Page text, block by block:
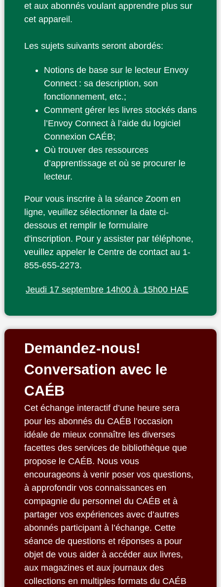
et aux abonnés voulant apprendre plus sur
cet appareil.
Les sujets suivants seront abordés:
Notions de base sur le lecteur Envoy
Connect : sa description, son
fonctionnement, etc.;
Comment gérer les livres stockés dans
l’Envoy Connect à l’aide du logiciel
Connexion CAÉB;
Où trouver des ressources
d’apprentissage et où se procurer le
lecteur.
Pour vous inscrire à la séance Zoom en
ligne, veuillez sélectionner la date ci-
dessous et remplir le formulaire
d'inscription. Pour y assister par téléphone,
veuillez appeler le Centre de contact au 1-
855-655-2273.
Jeudi 17 septembre 14h00 à 15h00 HAE
Demandez-nous!
Conversation avec le
CAÉB
Cet échange interactif d’une heure sera
pour les abonnés du CAÉB l’occasion
idéale de mieux connaître les diverses
facettes des services de bibliothèque que
propose le CAÉB. Nous vous
encourageons à venir poser vos questions,
à approfondir vos connaissances en
compagnie du personnel du CAÉB et à
partager vos expériences avec d’autres
abonnés participant à l’échange. Cette
séance de questions et réponses a pour
objet de vous aider à accéder aux livres,
aux magazines et aux journaux des
collections en multiples formats du CAÉB